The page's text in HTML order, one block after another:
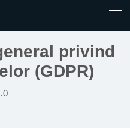
privind
(GDPR)